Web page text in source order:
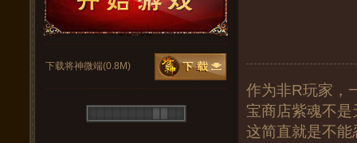
下载将神微端(0.8M)
作为非R玩家，
宝商店紫魂不
这简直就是不